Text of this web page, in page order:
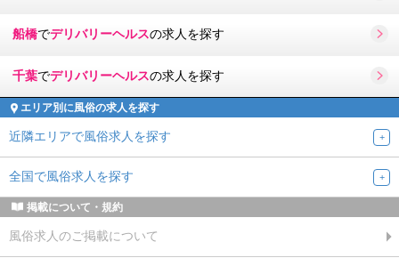
船橋でデリバリーヘルスの求人を探す
千葉でデリバリーヘルスの求人を探す
エリア別に風俗の求人を探す
近隣エリアで風俗求人を探す
全国で風俗求人を探す
掲載について・規約
風俗求人のご掲載について